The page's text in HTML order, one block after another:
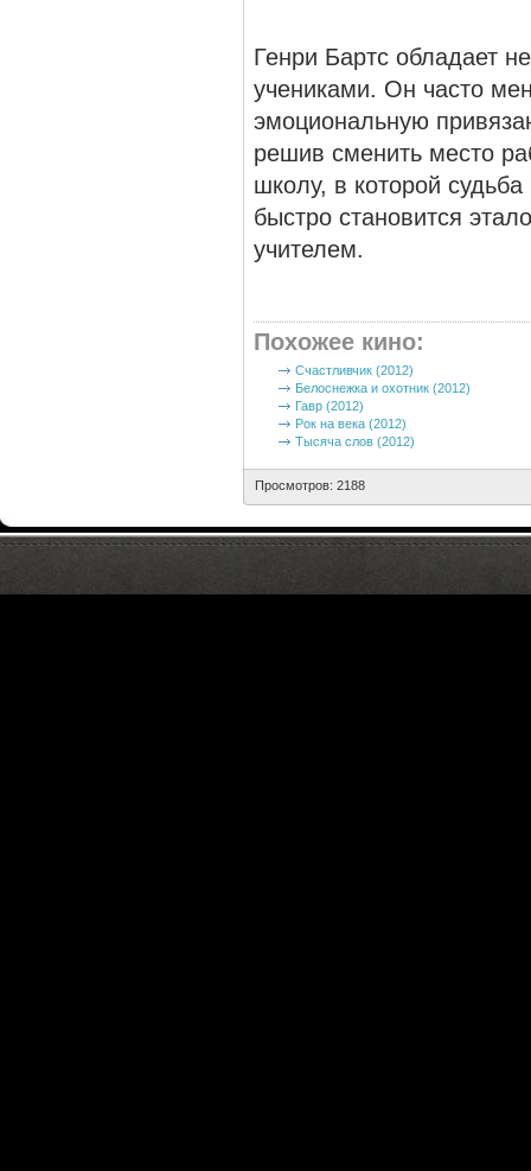
Генри Бартс обладает
учениками. Он часто
эмоциональную
решив сменить место
школу, в которой
быстро становится
учителем.
Похожее кино:
Счастливчик (2012)
Белоснежка и охотник (2012)
Гавр (2012)
Рок на века (2012)
Тысяча слов (2012)
Просмотров: 2188